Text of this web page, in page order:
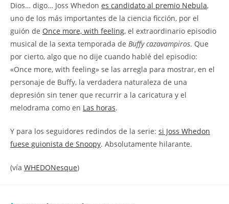
entrada:
Dios… digo… Joss Whedon es candidato al premio Nebula,
uno de los más importantes de la ciencia ficción, por el
guión de Once more, with feeling, el extraordinario episodio
musical de la sexta temporada de Buffy cazavampiros. Que
por cierto, algo que no dije cuando hablé del episodio:
«Once more, with feeling» se las arregla para mostrar, en el
personaje de Buffy, la verdadera naturaleza de una
depresión sin tener que recurrir a la caricatura y el
melodrama como en Las horas.
Y para los seguidores redindos de la serie: si Joss Whedon
fuese guionista de Snoopy. Absolutamente hilarante.
(vía WHEDONesque)